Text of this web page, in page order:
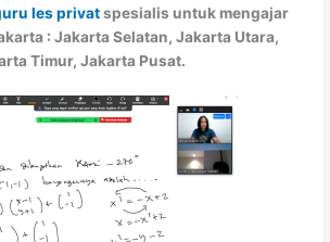
les privatspesialis untuk mengajar
: Jakarta Selatan, Jakarta Utara,
Timur, Jakarta Pusat.